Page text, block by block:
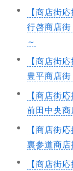
【商店街
行啓商店
～
【商店街
豊平商店街
【商店街
前田中央商
【商店街
裏参道商店
【商店街